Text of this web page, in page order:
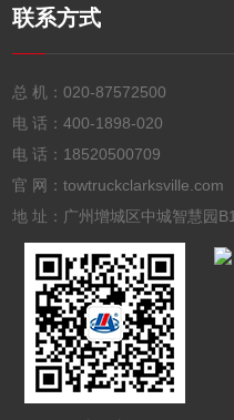
联系方式
总 机：020-87572500
电 话：400-1898-020
电 话： 18520500709
官 网：towtruckclarksville.com
地 址：广州增城区中城智慧园